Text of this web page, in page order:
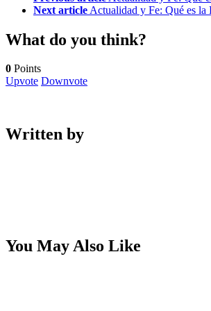
Next article Actualidad y Fe: Qué es la
What do you think?
0 Points
Upvote Downvote
Written by
You May Also Like